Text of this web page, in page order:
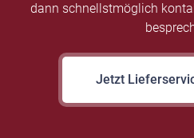
dann schnellstmöglich
Jetzt